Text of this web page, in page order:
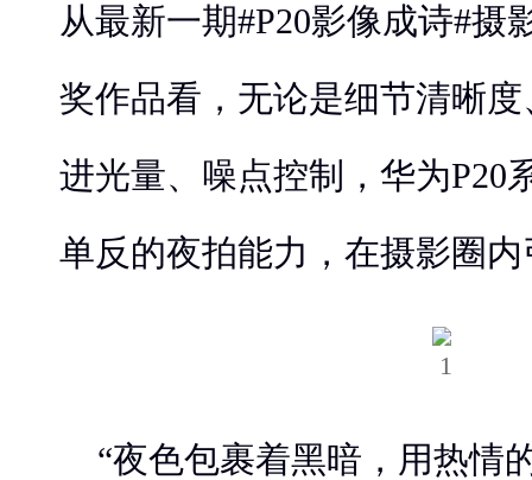
从最新一期#P20影像成诗#摄
奖作品看，无论是细节清晰
进光量、噪点控制，华为P20
单反的夜拍能力，在摄影圈
“夜色包裹着黑暗，用热情